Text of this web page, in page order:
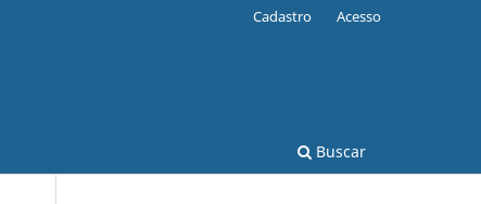
Buscar
Cadastro Acesso